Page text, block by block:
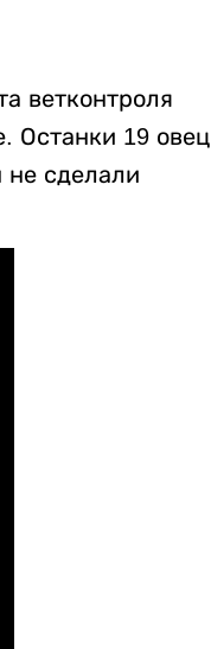
ветконтроля
Останки 19 овец
не сделали